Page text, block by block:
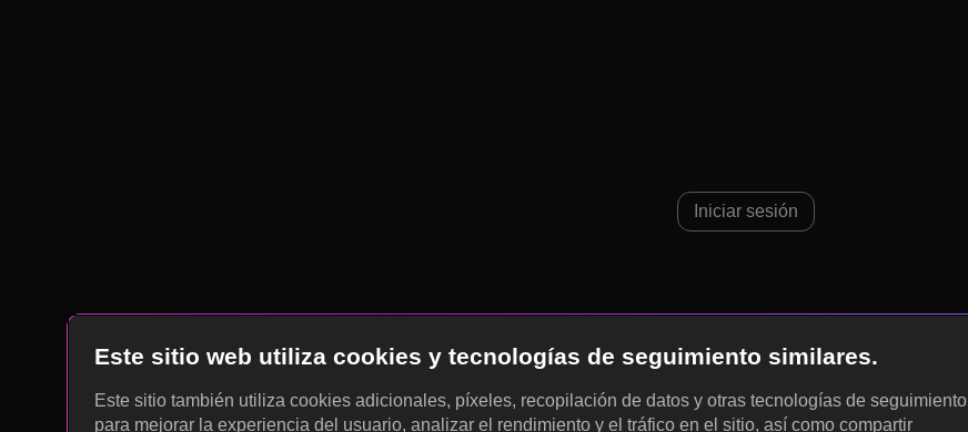
Iniciar sesión
Este sitio web utiliza cookies y tecnologías de seguimiento similares.
Este sitio también utiliza cookies adicionales, píxeles, recopilación de datos y otras tecnologías de seguimiento
para mejorar la experiencia del usuario, analizar el rendimiento y el tráfico en el sitio, así como compartir